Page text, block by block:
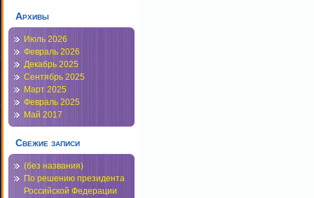
Архивы
Июль 2026
Февраль 2026
Декабрь 2025
Сентябрь 2025
Март 2025
Февраль 2025
Май 2017
Свежие записи
(без названия)
По решению президента
Российской Федерации